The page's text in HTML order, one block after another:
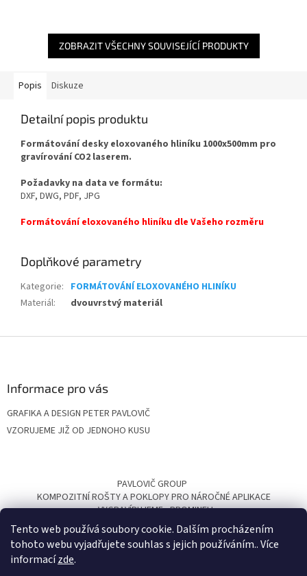
Tento web používá soubory cookie. Dalším procházením
tohoto webu vyjadřujete souhlas s jejich používáním.. Více
informacízde.
ZOBRAZIT VŠECHNY SOUVISEJÍCÍ PRODUKTY
Popis Diskuze
Detailní popis produktu
Formátování desky eloxovaného hliníku 1000x500mm pro
gravírování CO2 laserem.
Požadavky na data ve formátu:
DXF, DWG, PDF, JPG
Formátování eloxovaného hliníku dle Vašeho rozměru
Doplňkové parametry
Kategorie: FORMÁTOVÁNÍ ELOXOVANÉHO HLINÍKU
Materiál: dvouvrstvý materiál
Informace pro vás
GRAFIKA A DESIGN PETER PAVLOVIČ
VZORUJEME JIŽ OD JEDNOHO KUSU
PAVLOVIČ GROUP
KOMPOZITNÍ ROŠTY A POKLOPY PRO NÁROČNÉ APLIKACE
VYGRAVÍRUJEME PROMINELI